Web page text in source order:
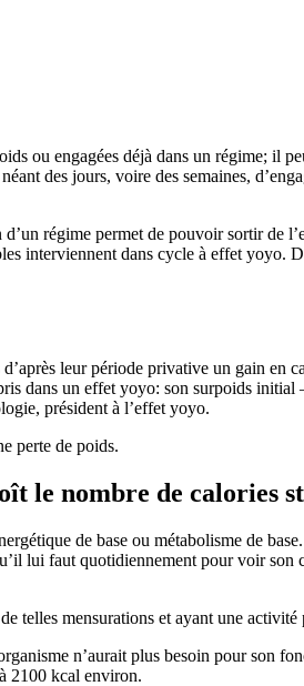
ou engagées déjà dans un régime; il
des jours, voire des semaines,
régime permet de pouvoir sortir de
interviennent dans cycle à effet yoyo.
leur période privative un gain en
dans un effet yoyo: son surpoids initial
président à l’effet yoyo.
perte de poids.
le nombre de calories
de base ou métabolisme de
lui faut quotidiennement pour voir
telles mensurations et ayant une activité
n’aurait plus besoin pour son
2100 kcal environ.